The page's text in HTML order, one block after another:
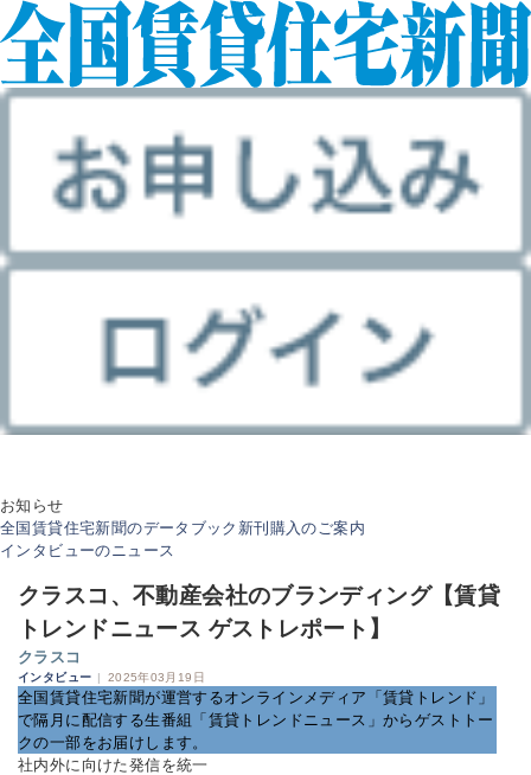
お知らせ
全国賃貸住宅新聞のデータブック新刊購入のご案内
インタビューのニュース
クラスコ、不動産会社のブランディング【賃貸
トレンドニュース ゲストレポート】
クラスコ
インタビュー | 2025年03月19日
全国賃貸住宅新聞が運営するオンラインメディア「賃貸トレンド」
で隔月に配信する生番組「賃貸トレンドニュース」からゲストトー
クの一部をお届けします。
社内外に向けた発信を統一